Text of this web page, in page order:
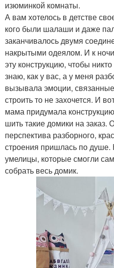
изюминкой комнаты.
А вам хотелось в детстве
кого были шалаши и даже
заканчивалось двумя
накрытыми одеялом. И к
эту конструкцию, чтобы
знаю, как у вас, а у меня
вызывала эмоции,
строить то не захочется. И
мама придумала
шить такие домики на заказ.
перспектива разборного,
строения пришлась по душе.
умелицы, которые смогли
собрать весь домик.